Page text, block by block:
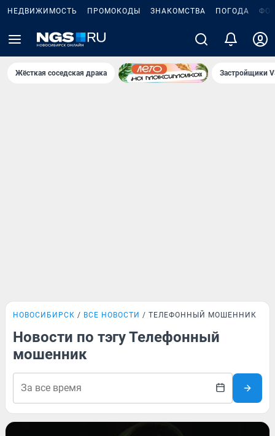
НЕДВИЖИМОСТЬ ПРОМОКОДЫ ЗНАКОМСТВА ПОГОДА
Жёсткая соседская драка Застройщики
НОВОСИБИРСК ВСЕ НОВОСТИ ТЕЛЕФОННЫЙ МОШЕННИК
Новости по тэгу Телефонный
мошенник